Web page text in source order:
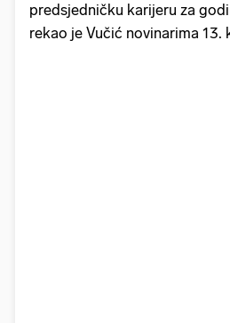
predsjedničku karijeru za
rekao je Vučić novinarima 13.